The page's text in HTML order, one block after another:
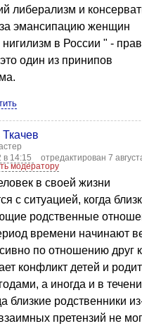
либерализм и
эмансипацию женщин
в России " -
один из принипов
Ткачев
в 14:15
отредактирован 7
модератору
в своей жизни
с ситуацией, когда
родственные
времени начинают
по отношению друг к
конфликт детей и
а иногда и в
близкие родственники
претензий не